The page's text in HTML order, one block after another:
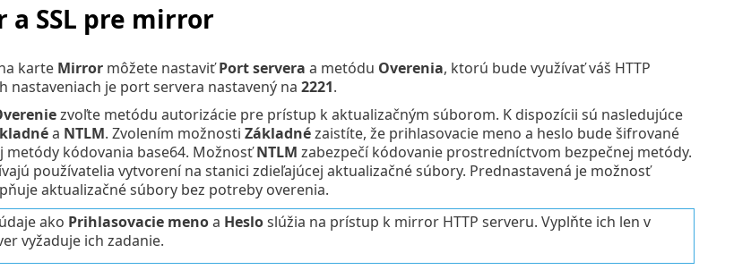
a SSL pre mirror
karte Mirrormôžete nastaviťPort servera a metódu Overenia, ktorú bude využívať váš HTTP
nastaveniach je port servera nastavený na 2221.
zvoľte metódu autorizácie pre prístup k aktualizačným súborom. K dispozícii sú nasledujúce
a NTLM. Zvolením možnosti Základnézaistíte, že prihlasovacie meno a heslo bude šifrované
kódovania base64. MožnosťNTLM zabezpečí kódovanie prostredníctvom bezpečnej metódy.
používatelia vytvorení na stanici zdieľajúcej aktualizačné súbory. Prednastavená je možnosť
aktualizačné súbory bez potreby overenia.
ako Prihlasovacie menoa Hesloslúžia na prístup k mirror HTTP serveru. Vyplňte ich len v
vyžaduje ich zadanie.